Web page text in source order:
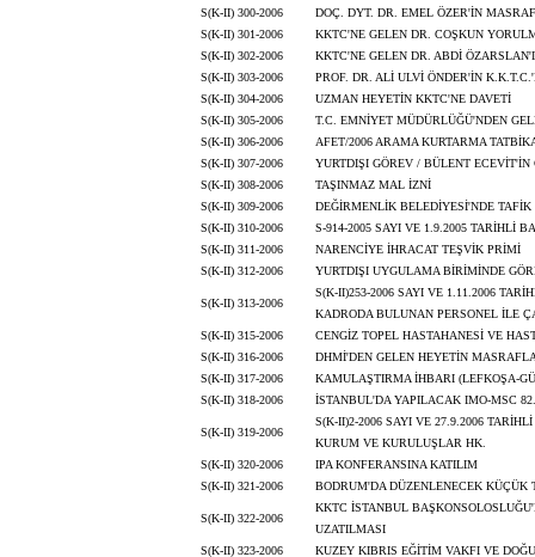
S(K-II) 300-2006
DOÇ. DYT. DR. EMEL ÖZER'İN
S(K-II) 301-2006
KKTC'NE GELEN DR. COŞKUN
S(K-II) 302-2006
KKTC'NE GELEN DR. ABDİ
S(K-II) 303-2006
PROF. DR. ALİ ULVİ ÖNDER'İN
S(K-II) 304-2006
UZMAN HEYETİN KKTC'NE DAVETİ
S(K-II) 305-2006
T.C. EMNİYET MÜDÜRLÜĞÜ'NDEN
S(K-II) 306-2006
AFET/2006 ARAMA KURTARMA
S(K-II) 307-2006
YURTDIŞI GÖREV / BÜLENT ECEVİT'İN
S(K-II) 308-2006
TAŞINMAZ MAL İZNİ
S(K-II) 309-2006
DEĞİRMENLİK BELEDİYESİ'NDE
S(K-II) 310-2006
S-914-2005 SAYI VE 1.9.2005 TARİHLİ
S(K-II) 311-2006
NARENCİYE İHRACAT TEŞVİK PRİMİ
S(K-II) 312-2006
YURTDIŞI UYGULAMA BİRİMİNDE
S(K-II) 313-2006
S(K-II)253-2006 SAYI VE 1.11.2006
KADRODA BULUNAN PERSONEL İLE
S(K-II) 315-2006
CENGİZ TOPEL HASTAHANESİ VE
S(K-II) 316-2006
DHMİ'DEN GELEN HEYETİN
S(K-II) 317-2006
KAMULAŞTIRMA İHBARI (LEFKOŞA-
S(K-II) 318-2006
İSTANBUL'DA YAPILACAK IMO-MSC
S(K-II) 319-2006
S(K-II)2-2006 SAYI VE 27.9.2006
KURUM VE KURULUŞLAR HK.
S(K-II) 320-2006
IPA KONFERANSINA KATILIM
S(K-II) 321-2006
BODRUM'DA DÜZENLENECEK
S(K-II) 322-2006
KKTC İSTANBUL
UZATILMASI
S(K-II) 323-2006
KUZEY KIBRIS EĞİTİM VAKFI VE